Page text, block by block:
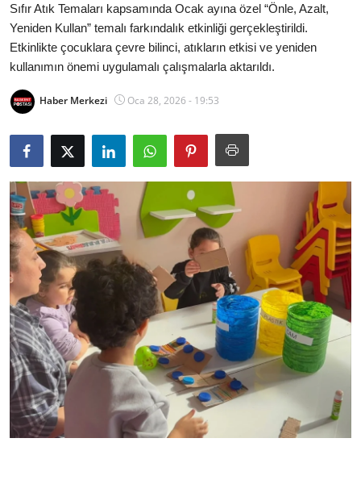
Toplum ve Yaşam
Sivil Toplum Kuruluşları
Kamu Kurumları ve Üst Kurullar
Resmi Reklamlar
Sıfır Atık Temaları kapsamında Ocak ayına özel “Önle, Azalt,
Yeniden Kullan” temalı farkındalık etkinliği gerçekleştirildi.
Etkinlikte çocuklara çevre bilinci, atıkların etkisi ve yeniden
kullanımın önemi uygulamalı çalışmalarla aktarıldı.
Haber Merkezi Oca 28, 2026 - 19:53